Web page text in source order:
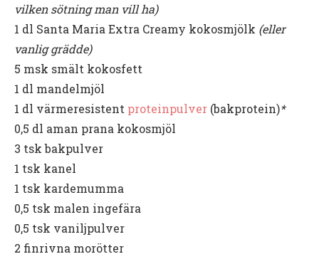
vilken sötning man vill ha)
1 dl Santa Maria Extra Creamy kokosmjölk (eller
vanlig grädde)
5 msk smält kokosfett
1 dl mandelmjöl
1 dl värmeresistent proteinpulver (bakprotein)*
0,5 dl aman prana kokosmjöl
3 tsk bakpulver
1 tsk kanel
1 tsk kardemumma
0,5 tsk malen ingefära
0,5 tsk vaniljpulver
2 finrivna morötter